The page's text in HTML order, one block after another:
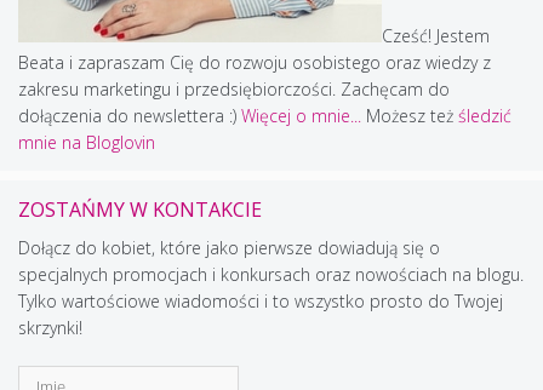
Cześć! Jestem
Beata i zapraszam Cię do rozwoju osobistego oraz wiedzy z
zakresu marketingu i przedsiębiorczości. Zachęcam do
dołączenia do newslettera :) Więcej o mnie... Możesz też śledzić
mnie na Bloglovin
ZOSTAŃMY W KONTAKCIE
Dołącz do kobiet, które jako pierwsze dowiadują się o
specjalnych promocjach i konkursach oraz nowościach na blogu.
Tylko wartościowe wiadomości i to wszystko prosto do Twojej
skrzynki!